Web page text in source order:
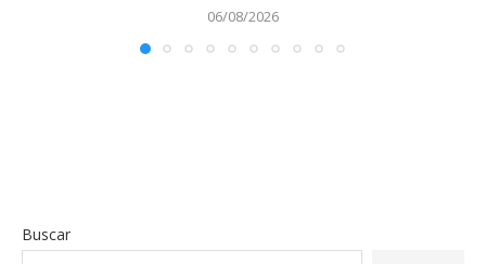
06/08/2026
Buscar